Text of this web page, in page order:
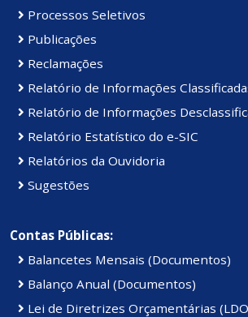
Processos Seletivos
Publicações
Reclamações
Relatório de Informações
Relatório de Informações
Relatório Estatístico do e-SIC
Relatórios da Ouvidoria
Sugestões
Contas Públicas:
Balancetes Mensais (Documentos)
Balanço Anual (Documentos)
Lei de Diretrizes Orçamentárias